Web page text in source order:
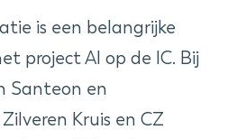
is een belangrijke
project AI op de IC. Bij
Santeon en
Kruis en CZ